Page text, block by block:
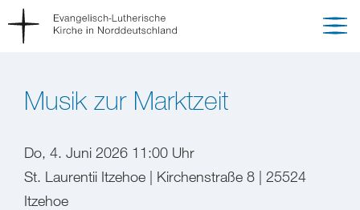
Musik zur Marktzeit
Do, 4. Juni 2026 11:00 Uhr
St. Laurentii Itzehoe | Kirchenstraße 8 | 25524
Itzehoe